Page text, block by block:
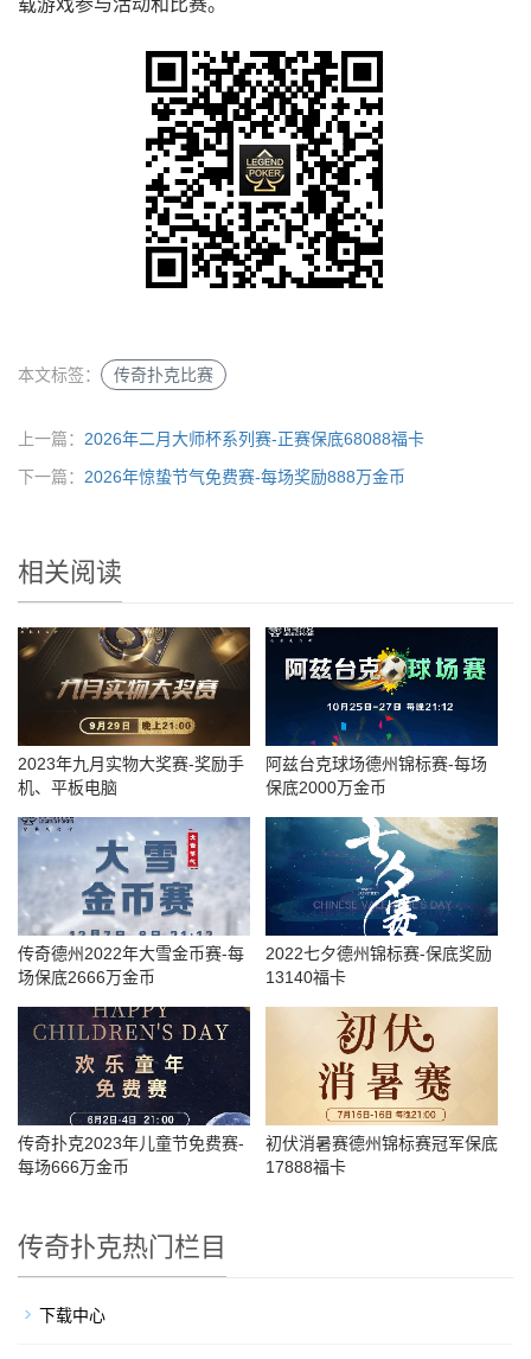
载游戏参与活动和比赛。
本文标签： 传奇扑克比赛
上一篇： 2026年二月大师杯系列赛-正赛保底68088福卡
下一篇： 2026年惊蛰节气免费赛-每场奖励888万金币
相关阅读
2023年九月实物大奖赛-奖励手
机、平板电脑
阿兹台克球场德州锦标赛-每场
保底2000万金币
传奇德州2022年大雪金币赛-每
场保底2666万金币
2022七夕德州锦标赛-保底奖励
13140福卡
传奇扑克2023年儿童节免费赛-
每场666万金币
初伏消暑赛德州锦标赛冠军保底
17888福卡
传奇扑克热门栏目
下载中心